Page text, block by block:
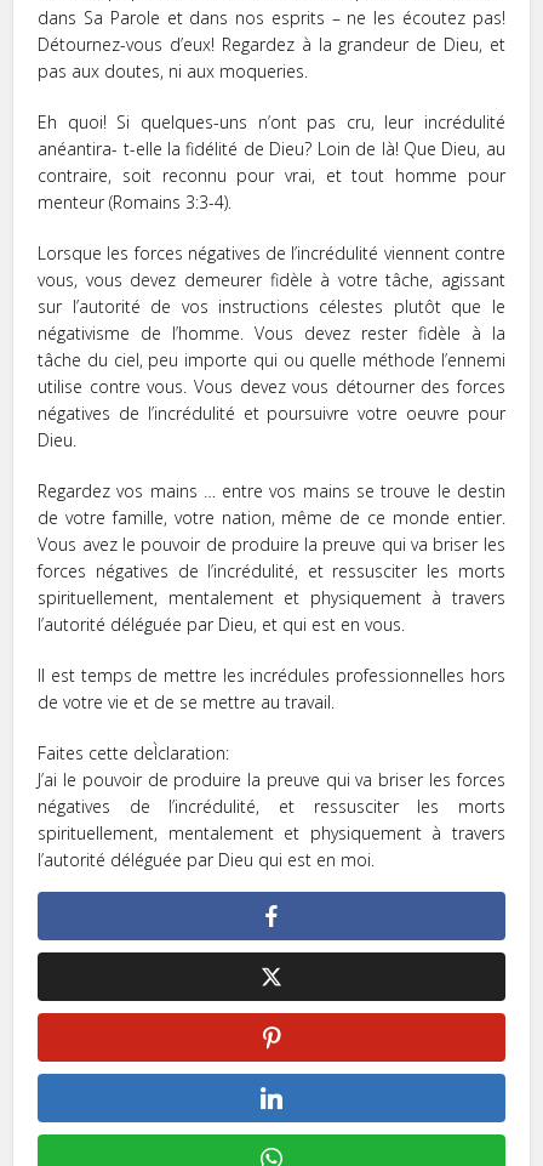
dans Sa Parole et dans nos esprits – ne les écoutez pas!
Détournez-vous d’eux! Regardez à la grandeur de Dieu, et
pas aux doutes, ni aux moqueries.
Eh quoi! Si quelques-uns n’ont pas cru, leur incrédulité
anéantira- t-elle la fidélité de Dieu? Loin de là! Que Dieu, au
contraire, soit reconnu pour vrai, et tout homme pour
menteur (Romains 3:3-4).
Lorsque les forces négatives de l’incrédulité viennent contre
vous, vous devez demeurer fidèle à votre tâche, agissant
sur l’autorité de vos instructions célestes plutôt que le
négativisme de l’homme. Vous devez rester fidèle à la
tâche du ciel, peu importe qui ou quelle méthode l’ennemi
utilise contre vous. Vous devez vous détourner des forces
négatives de l’incrédulité et poursuivre votre oeuvre pour
Dieu.
Regardez vos mains … entre vos mains se trouve le destin
de votre famille, votre nation, même de ce monde entier.
Vous avez le pouvoir de produire la preuve qui va briser les
forces négatives de l’incrédulité, et ressusciter les morts
spirituellement, mentalement et physiquement à travers
l’autorité déléguée par Dieu, et qui est en vous.
Il est temps de mettre les incrédules professionnelles hors
de votre vie et de se mettre au travail.
Faites cette deÌclaration:
J’ai le pouvoir de produire la preuve qui va briser les forces
négatives de l’incrédulité, et ressusciter les morts
spirituellement, mentalement et physiquement à travers
l’autorité déléguée par Dieu qui est en moi.